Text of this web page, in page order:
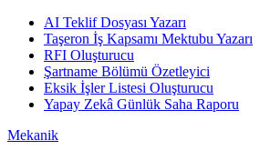
AI Teklif Dosyası Yazarı
Taşeron İş Kapsamı Mektubu Yazarı
RFI Oluşturucu
Şartname Bölümü Özetleyici
Eksik İşler Listesi Oluşturucu
Yapay Zekâ Günlük Saha Raporu
Mekanik